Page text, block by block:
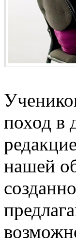
поход в
нашей